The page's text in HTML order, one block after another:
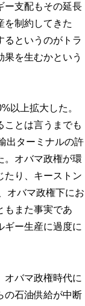
ー支配もその延長
を制約してきた
るというのがトラ
を生むかという
以上拡大した。
ことは言うまでも
出ターミナルの許
。オバマ政権が環
たり、キーストン
オバマ政権下にお
もまた事実であ
ギー生産に過度に
オバマ政権時代に
の石油供給が中断